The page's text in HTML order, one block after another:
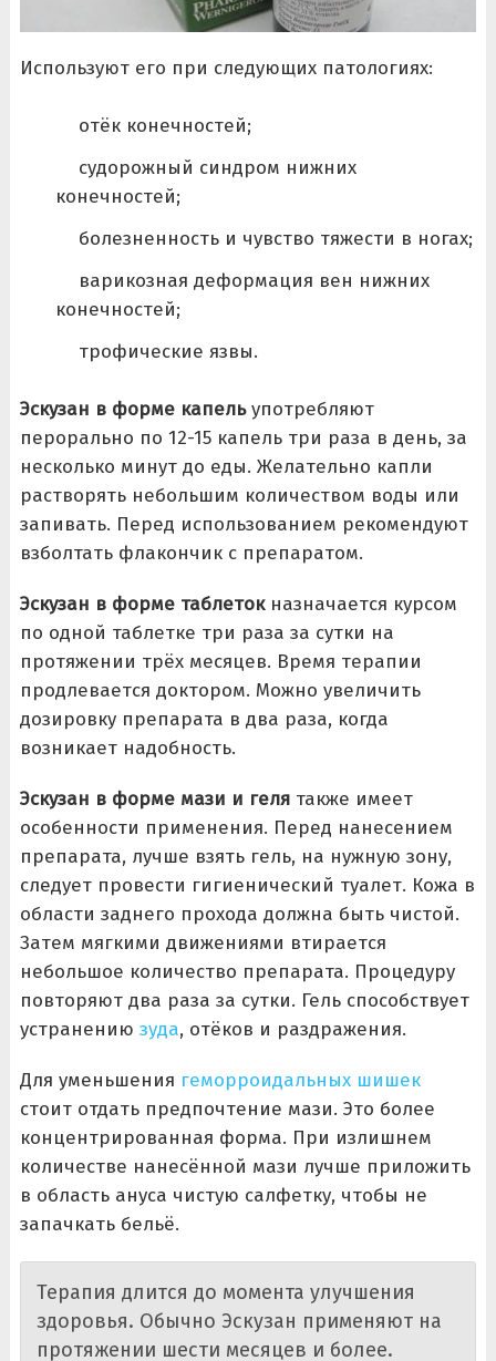
Используют его при следующих патологиях:
отёк конечностей;
судорожный синдром нижних
конечностей;
болезненность и чувство тяжести в ногах;
варикозная деформация вен нижних
конечностей;
трофические язвы.
Эскузан в форме капельупотребляют
перорально по 12-15 капель три раза в день, за
несколько минут до еды. Желательно капли
растворять небольшим количеством воды или
запивать. Перед использованием рекомендуют
взболтать флакончик с препаратом.
Эскузан в форме таблетокназначается курсом
по одной таблетке три раза за сутки на
протяжении трёх месяцев. Время терапии
продлевается доктором. Можно увеличить
дозировку препарата в два раза, когда
возникает надобность.
Эскузан в форме мази и гелятакже имеет
особенности применения. Перед нанесением
препарата, лучше взять гель, на нужную зону,
следует провести гигиенический туалет. Кожа в
области заднего прохода должна быть чистой.
Затем мягкими движениями втирается
небольшое количество препарата. Процедуру
повторяют два раза за сутки. Гель способствует
устранению зуда, отёков и раздражения.
Для уменьшения геморроидальных шишек
стоит отдать предпочтение мази. Это более
концентрированная форма. При излишнем
количестве нанесённой мази лучше приложить
в область ануса чистую салфетку, чтобы не
запачкать бельё.
Терапия длится до момента улучшения
здоровья. Обычно Эскузан применяют на
протяжении шести месяцев и более.